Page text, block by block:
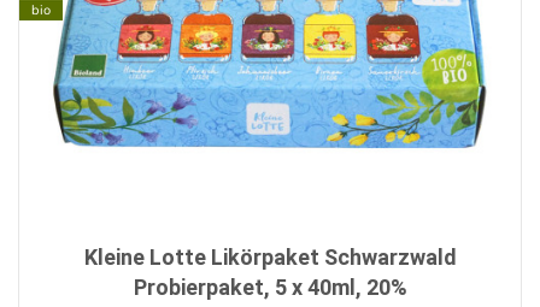
bio
Kleine Lotte Likörpaket Schwarzwald
Probierpaket, 5 x 40ml, 20%